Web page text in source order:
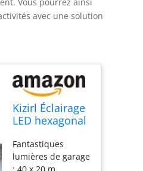
Vous pourrez ainsi
avec une solution
Kizirl Éclairage
LED hexagonal
lm 6 500 K
lumière du
Fantastiques
lumières de garage